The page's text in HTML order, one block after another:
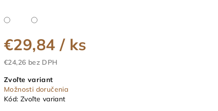
€29,84 / ks
€24,26 bez DPH
cena:
Zvoľte variant
Možnosti doručenia
Kód: Zvoľte variant